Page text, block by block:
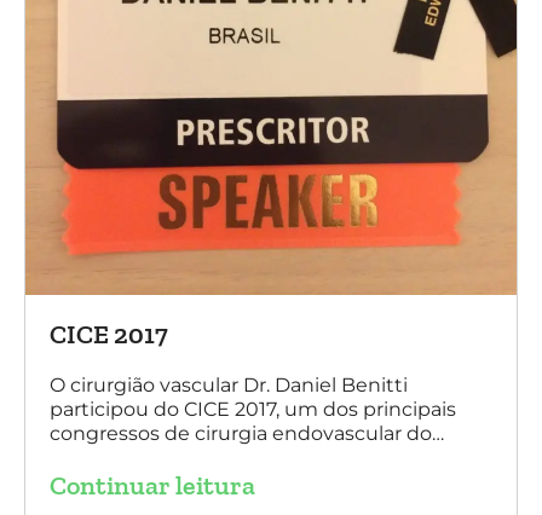
CICE 2017
O cirurgião vascular Dr. Daniel Benitti
participou do CICE 2017, um dos principais
congressos de cirurgia endovascular do
sobre a experiência brasileira no tratamento
Continuar leitura